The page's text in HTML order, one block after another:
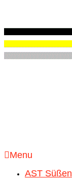
Menu
AST Süßen